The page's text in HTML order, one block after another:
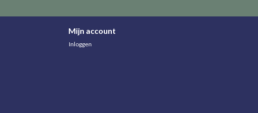
Mijn account
Inloggen